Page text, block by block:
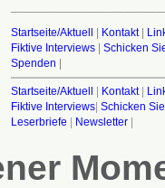
Startseite/Aktuell Kontakt|
Fiktive Interviews| Schicken
Spenden
Startseite/Aktuell Kontakt|
Fiktive Interviews| Schicken
Leserbriefe
Newsletter|